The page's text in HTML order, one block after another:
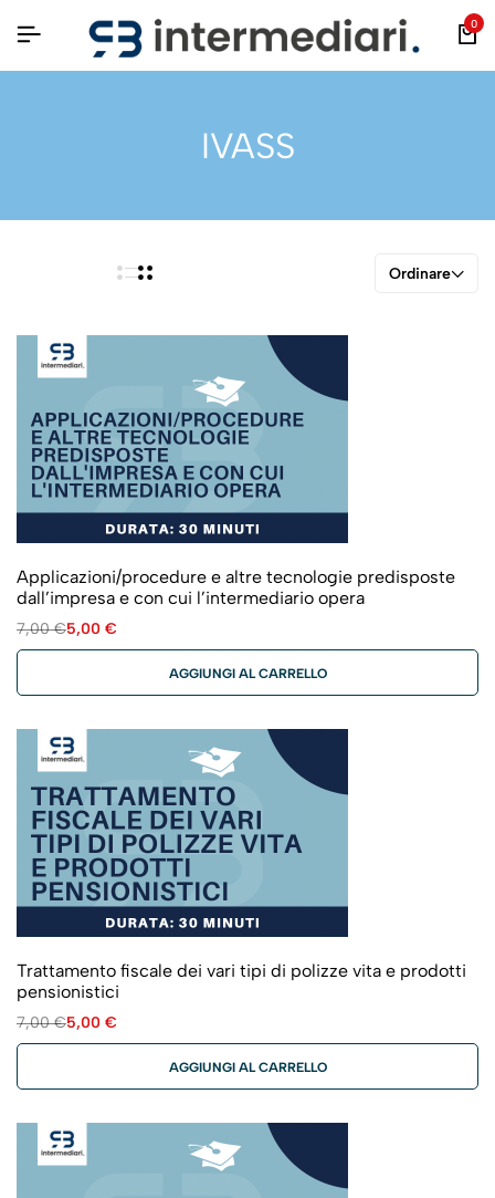
0
IVASS
Ordinare
Applicazioni/procedure e altre tecnologie predisposte
dall’impresa e con cui l’intermediario opera
7,00€5,00 €
AGGIUNGI AL CARRELLO
Trattamento fiscale dei vari tipi di polizze vita e prodotti
pensionistici
7,00€5,00 €
AGGIUNGI AL CARRELLO